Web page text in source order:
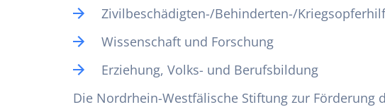
Zivilbeschädigten-/Behinderten-/
Wissenschaft und Forschung
Erziehung, Volks- und Berufsbildung
Die Nordrhein-Westfälische Stiftung zur Förderung